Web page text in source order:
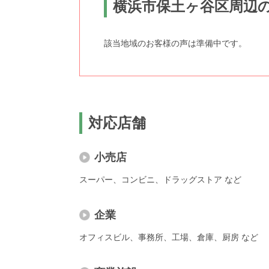
横浜市保土ヶ谷区周辺
該当地域のお客様の声は準備中です。
対応店舗
小売店
スーパー、コンビニ、ドラッグストア など
企業
オフィスビル、事務所、工場、倉庫、厨房 など